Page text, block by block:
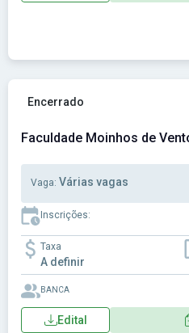
Ver concurso: Faculdade
Encerrado
Faculdade Moinhos de
Vaga: Várias vagas
Inscrições:
Taxa
A definir
BANCA
Edital